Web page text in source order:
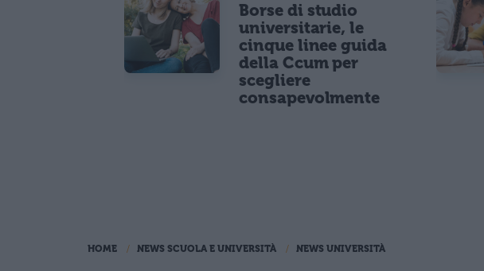
Borse di studio
universitarie, le
cinque linee guida
della Ccum per
scegliere
consapevolmente
HOME NEWS SCUOLA E UNIVERSITÀ NEWS UNIVERSITÀ